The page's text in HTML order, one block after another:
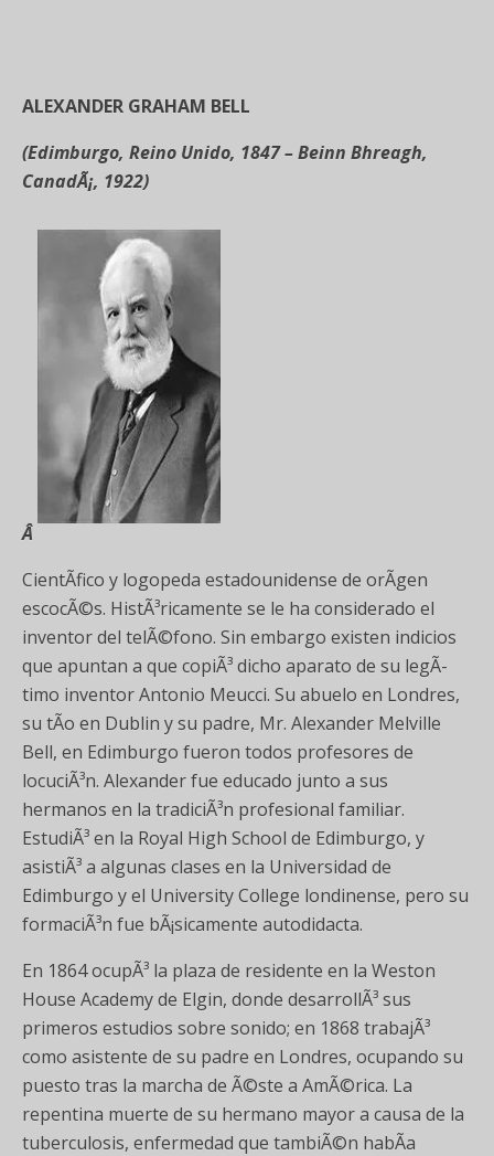
ALEXANDER GRAHAM BELL
(Edimburgo, Reino Unido, 1847 – Beinn Bhreagh,
CanadÃ¡, 1922)
Â
CientÃ­fico y logopeda estadounidense de orÃ­gen
escocÃ©s. HistÃ³ricamente se le ha considerado el
inventor del telÃ©fono. Sin embargo existen indicios
que apuntan a que copiÃ³ dicho aparato de su legÃ­
timo inventor Antonio Meucci. Su abuelo en Londres,
su tÃ­o en Dublin y su padre, Mr. Alexander Melville
Bell, en Edimburgo fueron todos profesores de
locuciÃ³n. Alexander fue educado junto a sus
hermanos en la tradiciÃ³n profesional familiar.
EstudiÃ³ en la Royal High School de Edimburgo, y
asistiÃ³ a algunas clases en la Universidad de
Edimburgo y el University College londinense, pero su
formaciÃ³n fue bÃ¡sicamente autodidacta.
En 1864 ocupÃ³ la plaza de residente en la Weston
House Academy de Elgin, donde desarrollÃ³ sus
primeros estudios sobre sonido; en 1868 trabajÃ³
como asistente de su padre en Londres, ocupando su
puesto tras la marcha de Ã©ste a AmÃ©rica. La
repentina muerte de su hermano mayor a causa de la
tuberculosis, enfermedad que tambiÃ©n habÃ­a